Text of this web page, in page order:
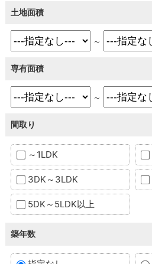
土地面積
～
専有面積
～
間取り
～1LDK
3DK～3LDK
5DK～5LDK以上
築年数